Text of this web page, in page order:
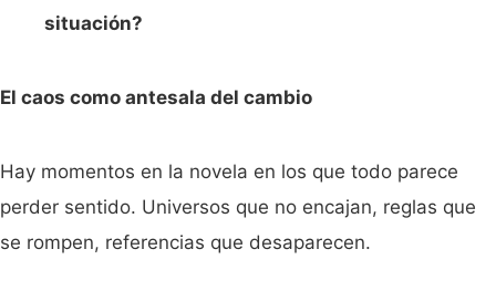
situación?
El caos como antesala del cambio
Hay momentos en la novela en los que todo parece
perder sentido. Universos que no encajan, reglas que
se rompen, referencias que desaparecen.